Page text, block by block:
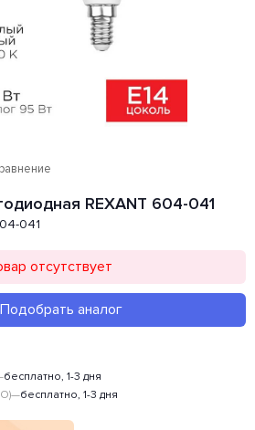
REXANT 604-041
041
отсутствует
Подобрать аналог
бесплатно, 1-3 дня
—бесплатно, 1-3 дня